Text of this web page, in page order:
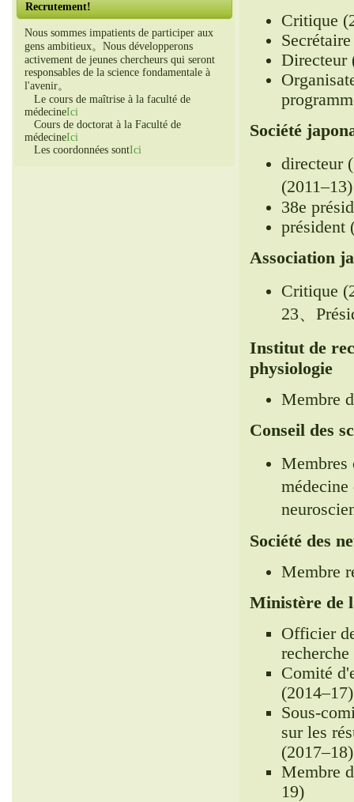
Recrutement!
Nous sommes impatients de participer aux
gens ambitieux。Nous développerons
activement de jeunes chercheurs qui seront
responsables de la science fondamentale à
l'avenir。
Le cours de maîtrise à la faculté de
médecineIci
Cours de doctorat à la Faculté de
médecineIci
Les coordonnées sontIci
Critique
Directeur
Société
directeur
38e
président
Association
Critique
23、
Institut de
physiologie
Membre
Conseil des
Membres
médecine
Société des
Membre
Ministère de
Officier
Comité
(2014–17)
Sous-
sur les
(2017–18)
Membre
19)